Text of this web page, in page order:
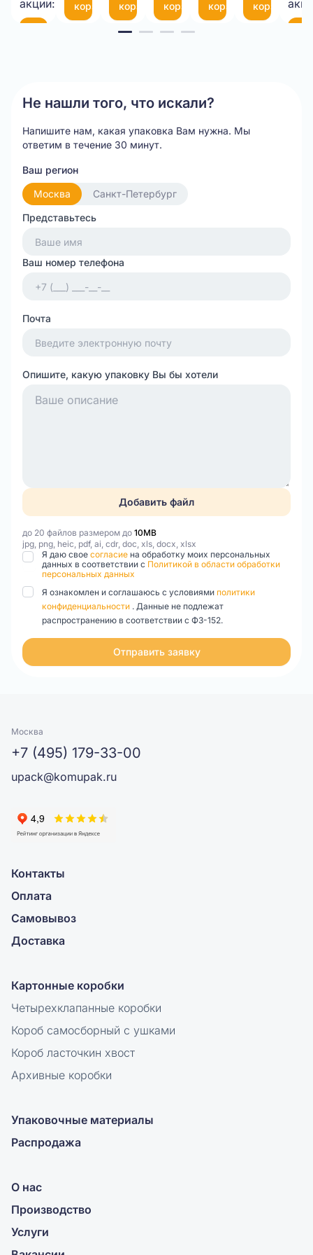
акции:
корзину
корзину
корзину
корзину
см
корзину
Не нашли того, что искали?
Напишите нам, какая упаковка Вам нужна. Мы
ответим в течение 30 минут.
Ваш регион
Москва
Санкт-Петербург
Представьтесь
Ваш номер телефона
Почта
Опишите, какую упаковку Вы бы хотели
Добавить файл
до 20 файлов размером до 10MB
jpg, png, heic, pdf, ai, cdr, doc, xls, docx, xlsx
Я даю свое согласие на обработку моих персональных
данных в соответствии с Политикой в области обработки
персональных данных
Я ознакомлен и соглашаюсь с условиями политики
конфиденциальности . Данные не подлежат
распространению в соответствии с ФЗ-152.
Отправить заявку
Москва
+7 (495) 179-33-00
upack@komupak.ru
Контакты
Оплата
Самовывоз
Доставка
Картонные коробки
Четырехклапанные коробки
Короб самосборный с ушками
Короб ласточкин хвост
Архивные коробки
Упаковочные материалы
Распродажа
О нас
Производство
Услуги